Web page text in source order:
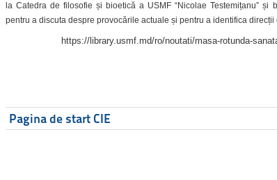
la Catedra de filosofie și bioetică a USMF “Nicolae Testemițanu”
pentru a discuta despre provocările actuale și pentru a identifica
https://library.usmf.md/ro/noutati/masa-rotunda-
Pagina de start CIE